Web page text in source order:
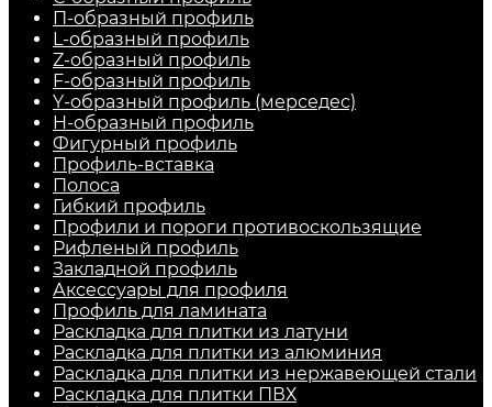
П-образный профиль
L-образный профиль
Z-образный профиль
F-образный профиль
Y-образный профиль (мерседес)
H-образный профиль
Фигурный профиль
Профиль-вставка
Полоса
Гибкий профиль
Профили и пороги противоскользящие
Рифленый профиль
Закладной профиль
Аксессуары для профиля
Профиль для ламината
Раскладка для плитки из латуни
Раскладка для плитки из алюминия
Раскладка для плитки из нержавеющей стали
Раскладка для плитки ПВХ